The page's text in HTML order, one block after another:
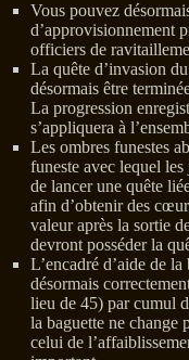
Vous pouvez
d’approvisionnement
officiers de
La quête d’invasion
désormais être
La progression
s’appliquera à
Les ombres funestes
funeste avec lequel
de lancer une quête
afin d’obtenir des
valeur après la sortie
devront posséder la
L’encadré d’aide de
désormais
lieu de 45) par cumul
la baguette ne change
celui de